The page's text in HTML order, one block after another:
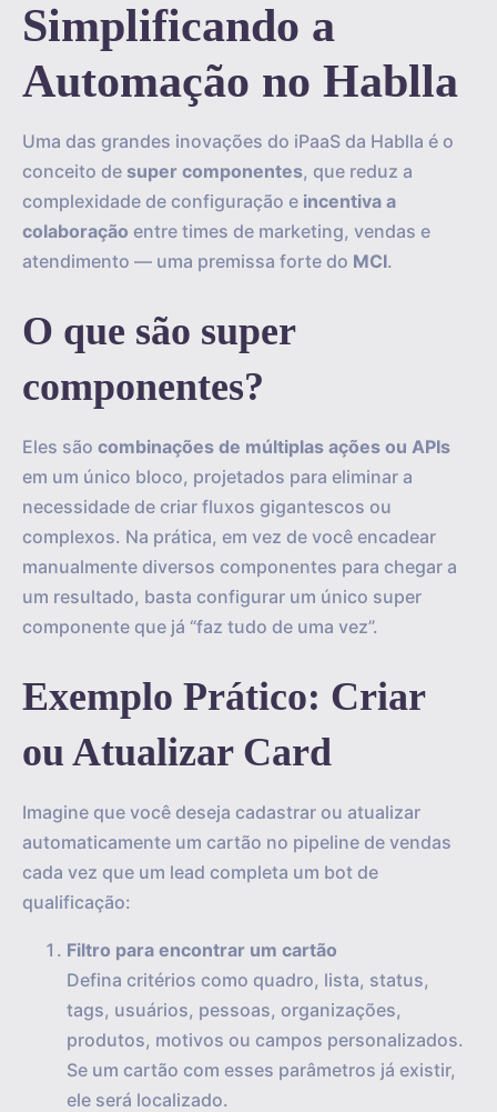
Simplificando a
Automação no Hablla
Uma das grandes inovações do iPaaS da Hablla é o
conceito de super componentes, que reduz a
complexidade de configuração e incentiva a
colaboração entre times de marketing, vendas e
atendimento — uma premissa forte do MCI.
O que são super
componentes?
Eles são combinações de múltiplas ações ou APIs
em um único bloco, projetados para eliminar a
necessidade de criar fluxos gigantescos ou
complexos. Na prática, em vez de você encadear
manualmente diversos componentes para chegar a
um resultado, basta configurar um único super
componente que já “faz tudo de uma vez”.
Exemplo Prático: Criar
ou Atualizar Card
Imagine que você deseja cadastrar ou atualizar
automaticamente um cartão no pipeline de vendas
cada vez que um lead completa um bot de
qualificação:
Filtro para encontrar um cartão
Defina critérios como quadro, lista, status,
tags, usuários, pessoas, organizações,
produtos, motivos ou campos personalizados.
Se um cartão com esses parâmetros já existir,
ele será localizado.